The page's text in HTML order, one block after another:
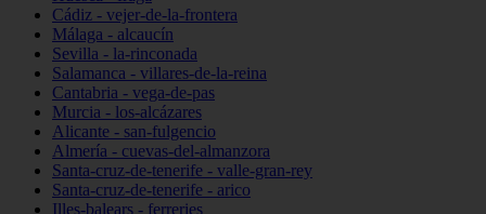
Cádiz - vejer-de-la-frontera
Málaga - alcaucín
Sevilla - la-rinconada
Salamanca - villares-de-la-reina
Cantabria - vega-de-pas
Murcia - los-alcázares
Alicante - san-fulgencio
Almería - cuevas-del-almanzora
Santa-cruz-de-tenerife - valle-gran-rey
Santa-cruz-de-tenerife - arico
Illes-balears - ferreries